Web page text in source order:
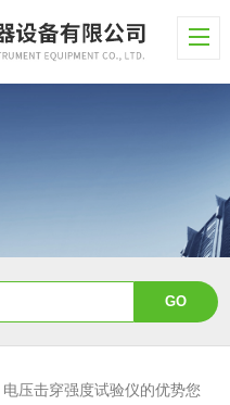
电压击穿强度试验仪的优势您